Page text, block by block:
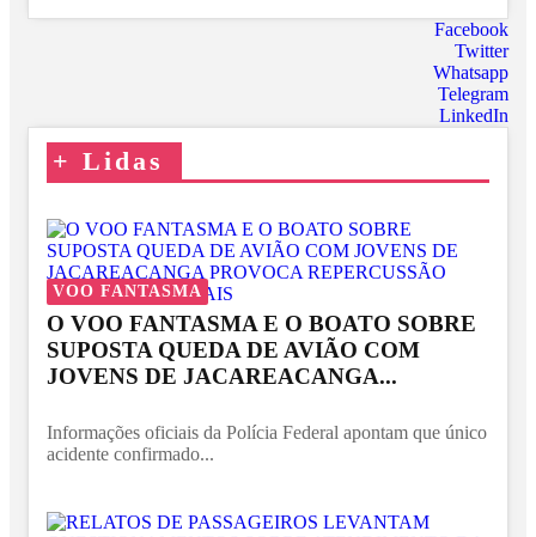
Facebook
Twitter
Whatsapp
Telegram
LinkedIn
+ Lidas
VOO FANTASMA
O VOO FANTASMA E O BOATO SOBRE
SUPOSTA QUEDA DE AVIÃO COM
JOVENS DE JACAREACANGA...
Informações oficiais da Polícia Federal apontam que único
acidente confirmado...